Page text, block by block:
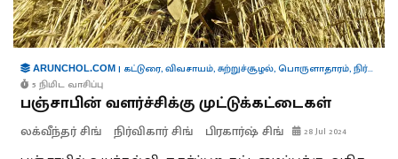
ARUNCHOL.COM | கட்டுரை,விவசாயம்,சுற்றுச்சூழல்,பொருளாதாரம்,நிர்வாகம்
5 நிமிட வாசிப்பு
பஞ்சாபின் வளர்ச்சிக்கு முட்டுக்கட்டைகள்
லக்வீந்தர் சிங் நிர்விகார் சிங் பிரகார்ஷ் சிங் 28 Jul 2024